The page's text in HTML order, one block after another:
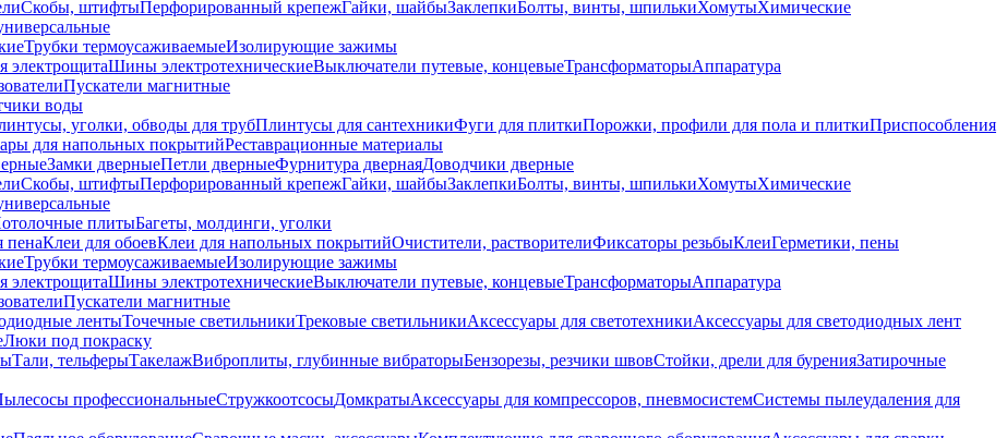
Скобы, штифтыПерфорированный крепежГайки, шайбыЗаклепкиБолты, винты, шпилькиХомутыХимические
Трубки термоусаживаемыеИзолирующие зажимы
электрощитаШины электротехническиеВыключатели путевые, концевыеТрансформаторыАппаратура
Пускатели магнитные
воды
уголки, обводы для трубПлинтусы для сантехникиФуги для плиткиПорожки, профили для пола и плиткиПриспособления
для напольных покрытийРеставрационные материалы
Замки дверныеПетли дверныеФурнитура двернаяДоводчики дверные
Скобы, штифтыПерфорированный крепежГайки, шайбыЗаклепкиБолты, винты, шпилькиХомутыХимические
плитыБагеты, молдинги, уголки
пенаКлеи для обоевКлеи для напольных покрытийОчистители, растворителиФиксаторы резьбыКлеиГерметики, пены
Трубки термоусаживаемыеИзолирующие зажимы
электрощитаШины электротехническиеВыключатели путевые, концевыеТрансформаторыАппаратура
Пускатели магнитные
лентыТочечные светильникиТрековые светильникиАксессуары для светотехникиАксессуары для светодиодных лент
Люки под покраску
Тали, тельферыТакелажВиброплиты, глубинные вибраторыБензорезы, резчики швовСтойки, дрели для буренияЗатирочные
профессиональныеСтружкоотсосыДомкратыАксессуары для компрессоров, пневмосистемСистемы пылеудаления для